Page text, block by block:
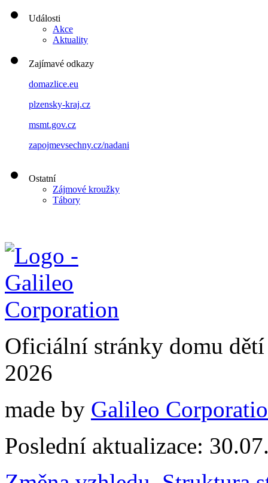
Události
Akce
Aktuality
Zajímavé odkazy
domazlice.eu
plzensky-kraj.cz
msmt.gov.cz
zapojmevsechny.cz/nadani
Ostatní
Zájmové kroužky
Tábory
Oficiální stránky domu
2026
made by Galileo
Poslední aktualizace: